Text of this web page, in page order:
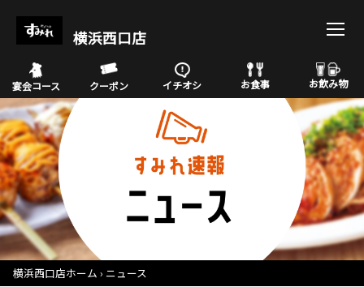
横浜西口店
宴会コース クーポン イチオシ お食事 お飲み物
横浜西口店ホーム ニュース